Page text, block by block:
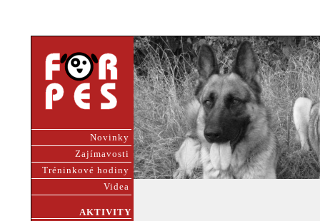
Novinky
Zajímavosti
Tréninkové hodiny
Videa
AKTIVITY